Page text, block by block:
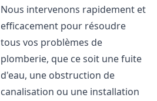
Nous intervenons rapidement et
efficacement pour résoudre
tous vos problèmes de
plomberie, que ce soit une fuite
d'eau, une obstruction de
canalisation ou une installation